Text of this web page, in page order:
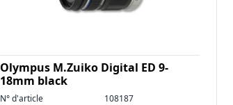
Olympus M.Zuiko Digital ED 9-
18mm black
N° d'article
108187